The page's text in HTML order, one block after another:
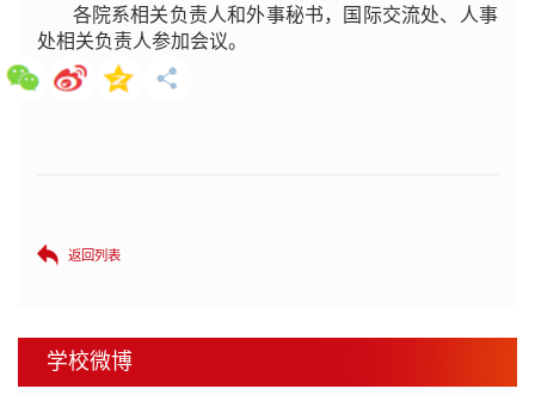
各院系相关负责人和外事秘书，国际交流处、人事
处相关负责人参加会议。
返回列表
学校微博